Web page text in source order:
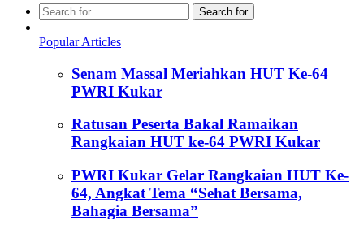
Search for
Popular Articles
Senam Massal Meriahkan HUT Ke-64
PWRI Kukar
Ratusan Peserta Bakal Ramaikan
Rangkaian HUT ke-64 PWRI Kukar
PWRI Kukar Gelar Rangkaian HUT Ke-
64, Angkat Tema “Sehat Bersama,
Bahagia Bersama”